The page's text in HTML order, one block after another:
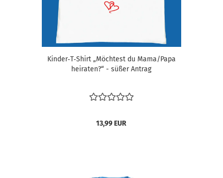
Kinder‑T‑Shirt „Möchtest du Mama/Papa
heiraten?“ - süßer Antrag
13,99 EUR